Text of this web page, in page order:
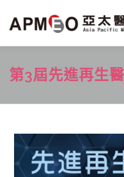
HOME MISSON
第3屆先進再生